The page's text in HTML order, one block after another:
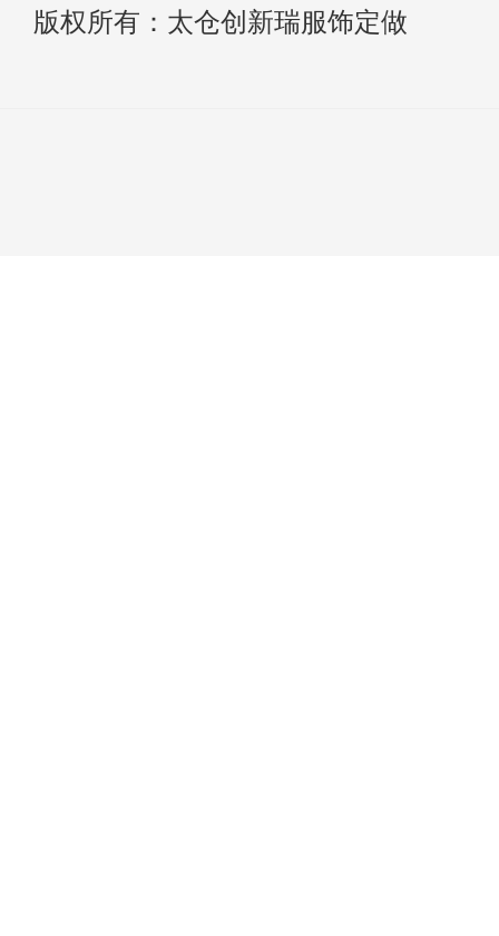
版权所有：太仓创新瑞服饰定做